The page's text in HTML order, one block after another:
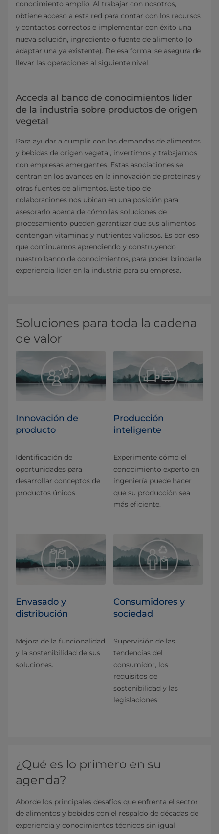
conocimiento amplio. Al trabajar con nosotros,
obtiene acceso a esta red para contar con los recursos
y contactos correctos e implementar con éxito una
nueva solución, ingrediente o fuente de alimento (o
adaptar una ya existente). De esa forma, se asegura de
llevar las operaciones al siguiente nivel.
Acceda al banco de conocimientos líder
de la industria sobre productos de origen
vegetal
Para ayudar a cumplir con las demandas de alimentos
y bebidas de origen vegetal, invertimos y trabajamos
con empresas emergentes. Estas asociaciones se
centran en los avances en la innovación de proteínas y
otras fuentes de alimentos. Este tipo de
colaboraciones nos ubican en una posición para
asesorarlo acerca de cómo las soluciones de
procesamiento pueden garantizar que sus alimentos
contengan vitaminas y nutrientes valiosos. Es por eso
que continuamos aprendiendo y construyendo
nuestro banco de conocimientos, para poder brindarle
experiencia líder en la industria para su empresa.
Soluciones para toda la cadena
de valor
Innovación de
producto
Identificación de
oportunidades para
desarrollar conceptos de
productos únicos.
Producción
inteligente
Experimente cómo el
conocimiento experto en
ingeniería puede hacer
que su producción sea
más eficiente.
Envasado y
distribución
Mejora de la funcionalidad
y la sostenibilidad de sus
soluciones.
Consumidores y
sociedad
Supervisión de las
tendencias del
consumidor, los
requisitos de
sostenibilidad y las
legislaciones.
¿Qué es lo primero en su
agenda?
Aborde los principales desafíos que enfrenta el sector
de alimentos y bebidas con el respaldo de décadas de
experiencia y conocimientos técnicos sin igual